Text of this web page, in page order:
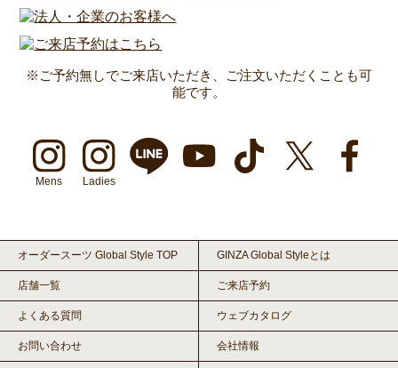
※ご予約無しでご来店いただき、ご注文いただくことも可
能です。
Mens Ladies
オーダースーツ Global Style TOP GINZA Global Styleとは
店舗一覧 ご来店予約
よくある質問 ウェブカタログ
お問い合わせ 会社情報